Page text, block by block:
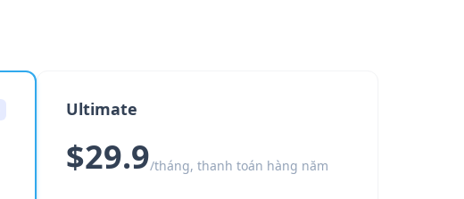
Ultimate
$29.9/tháng, thanh toán hàng năm